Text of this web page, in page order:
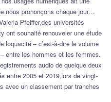
nous prononçons chaque jour…
Pfeiffer,des universités
ont souhaité renouveler une étude
loquacité – c’est-à-dire le volume
entre les hommes et les femmes.
audio de quelque deux
entre 2005 et 2019,lors de vingt-
avec un classement par tranches